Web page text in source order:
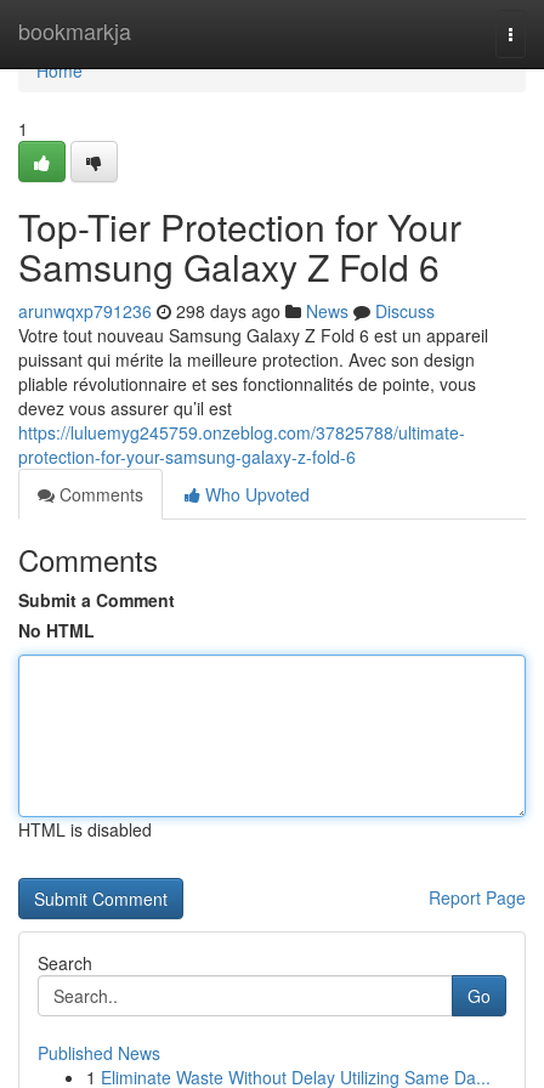
bookmarkja
Home
Home
1
Top-Tier Protection for Your
Samsung Galaxy Z Fold 6
arunwqxp791236 298 days ago News
Discuss
Votre tout nouveau Samsung Galaxy Z Fold 6 est un appareil
puissant qui mérite la meilleure protection. Avec son design
pliable révolutionnaire et ses fonctionnalités de pointe, vous
devez vous assurer qu’il est
https://luluemyg245759.onzeblog.com/37825788/ultimate-
protection-for-your-samsung-galaxy-z-fold-6
Comments
Who Upvoted
Comments
Submit a Comment
No HTML
HTML is disabled
Report Page
Search
Go
Published News
1 Eliminate Waste Without Delay Utilizing Same Da...